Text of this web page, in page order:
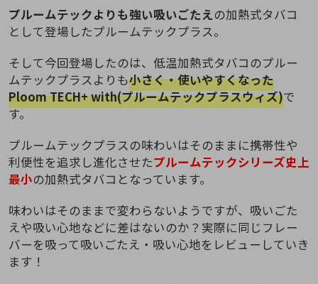
プルームテックよりも強い吸いごたえの加熱式タバコ
として登場したプルームテックプラス。
そして今回登場したのは、低温加熱式タバコのプルー
ムテックプラスよりも小さく・使いやすくなった
Ploom TECH+ with(プルームテックプラスウィズ)で
す。
プルームテックプラスの味わいはそのままに携帯性や
利便性を追求し進化させたプルームテックシリーズ史上
最小の加熱式タバコとなっています。
味わいはそのままで変わらないようですが、吸いごた
えや吸い心地などに差はないのか？実際に同じフレー
バーを吸って吸いごたえ・吸い心地をレビューしていき
ます！